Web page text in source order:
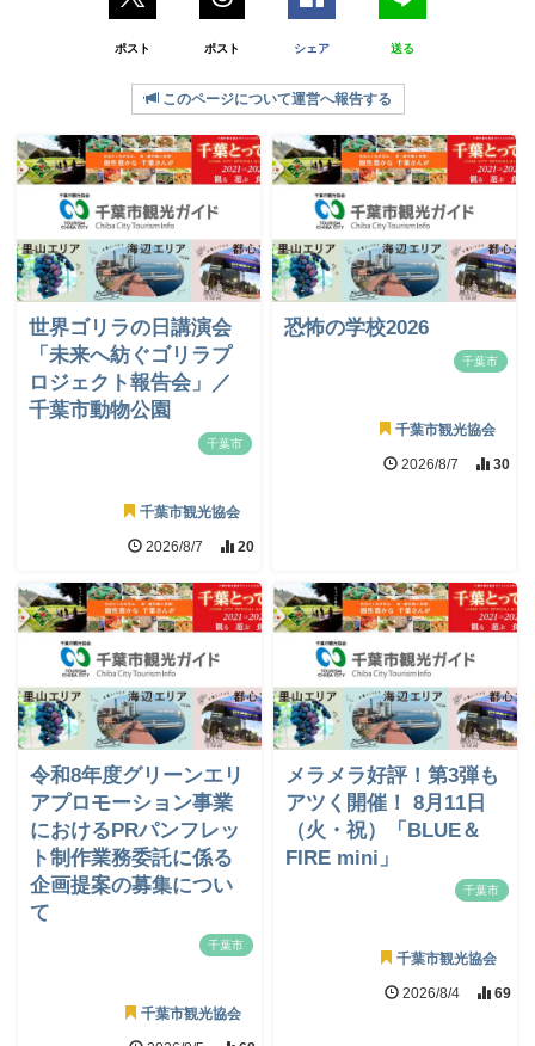
ポスト ポスト シェア 送る
このページについて運営へ報告する
世界ゴリラの日講演会
「未来へ紡ぐゴリラプ
ロジェクト報告会」／
千葉市動物公園
千葉市
千葉市観光協会
2026/8/7 20
恐怖の学校2026
千葉市
千葉市観光協会
2026/8/7 30
令和8年度グリーンエリ
アプロモーション事業
におけるPRパンフレッ
ト制作業務委託に係る
企画提案の募集につい
て
千葉市
千葉市観光協会
メラメラ好評！第3弾も
アツく開催！ 8月11日
（火・祝）「BLUE＆
FIRE mini」
千葉市
千葉市観光協会
2026/8/4 69